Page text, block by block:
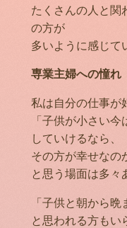
たくさんの人と関
の方が
多いように感じて
専業主婦への憧れ
私は自分の仕事が
「子供が小さい
していけるなら、
その方が幸せなの
と思う場面は多々
「子供と朝から
と思われる方もい